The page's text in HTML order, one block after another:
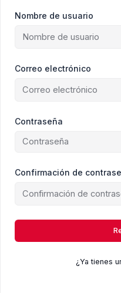
Nombre de usuario
Correo electrónico
Contraseña
Confirmación de
¿Ya tienes